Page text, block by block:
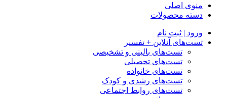
منوی اصلی
دسته محصولات
ورود | ثبت نام
تست‌های آنلاین + تفسیر
تست‌های بالینی و تشخیصی
تست‌های تحصیلی
تست‌های خانواده
تست‌های رشدی و کودک
تست‌های روابط اجتماعی